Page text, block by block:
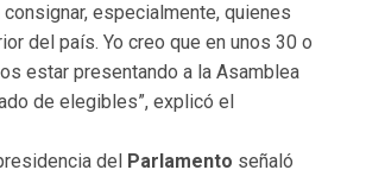
especialmente, quienes
del país. Yo creo que en unos 30 o
estar presentando a la Asamblea
de elegibles”, explicó el
del
Parlamento señaló